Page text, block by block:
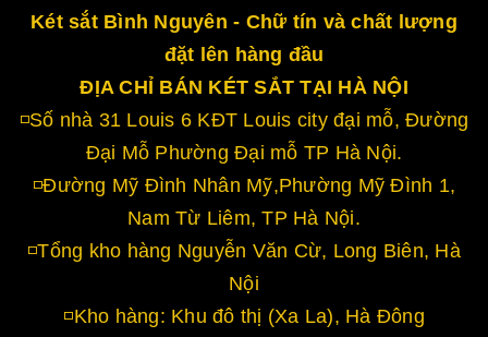
Két sắt Bình Nguyên - Chữ tín và chất lượng
đặt lên hàng đầu
ĐỊA CHỈ BÁN KÉT SẮT TẠI HÀ NỘI
◽Số nhà 31 Louis 6 KĐT Louis city đại mỗ, Đường
Đại Mỗ Phường Đại mỗ TP Hà Nội.
◽Đường Mỹ Đình Nhân Mỹ,Phường Mỹ Đình 1,
Nam Từ Liêm, TP Hà Nội.
◽Tổng kho hàng Nguyễn Văn Cừ, Long Biên, Hà
Nội
◽Kho hàng: Khu đô thị (Xa La), Hà Đông